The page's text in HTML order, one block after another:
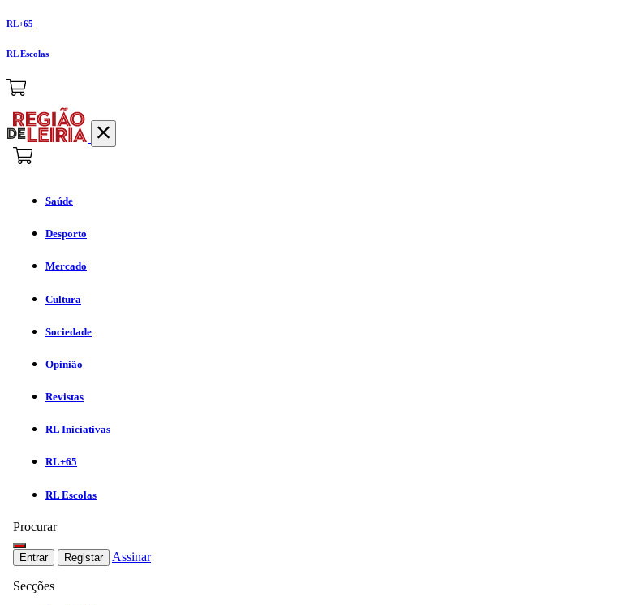
RL+65
RL Escolas
Saúde
Desporto
Mercado
Cultura
Sociedade
Opinião
Revistas
RL Iniciativas
RL+65
RL Escolas
Procurar
Entrar Registar Assinar
Secções